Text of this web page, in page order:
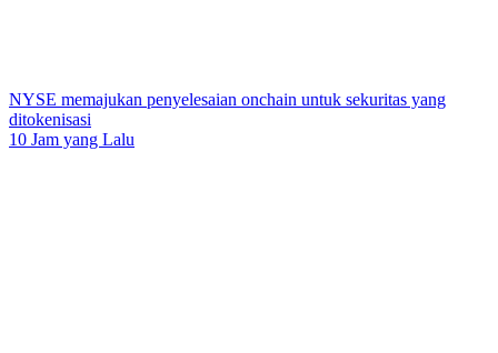
NYSE memajukan penyelesaian onchain untuk sekuritas yang
ditokenisasi
10 Jam yang Lalu